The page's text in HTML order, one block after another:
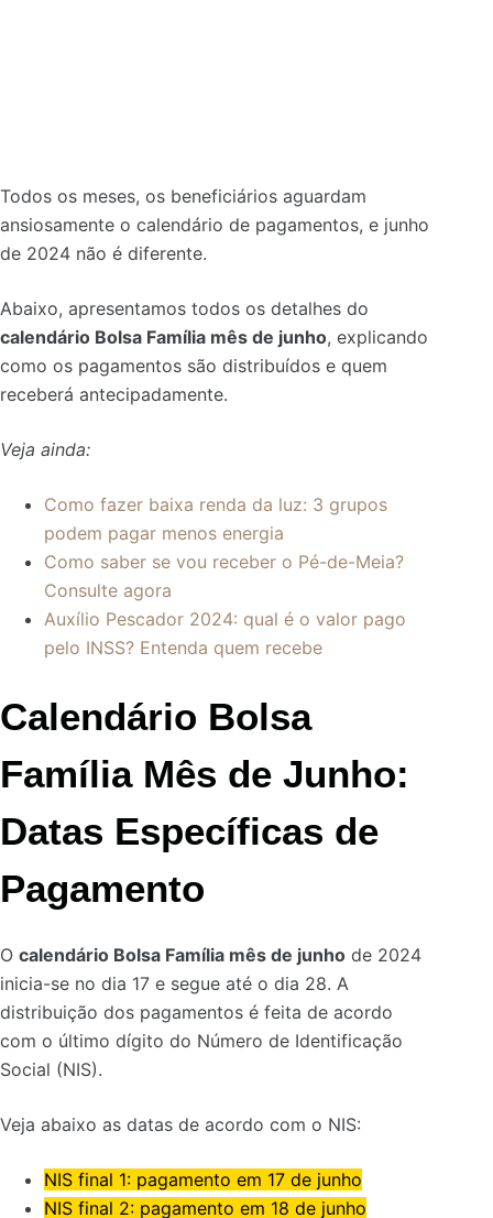
Todos os meses, os beneficiários aguardam
ansiosamente o calendário de pagamentos, e junho
de 2024 não é diferente.
Abaixo, apresentamos todos os detalhes do
calendário Bolsa Família mês de junho, explicando
como os pagamentos são distribuídos e quem
receberá antecipadamente.
Veja ainda:
Como fazer baixa renda da luz: 3 grupos
podem pagar menos energia
Como saber se vou receber o Pé-de-Meia?
Consulte agora
Auxílio Pescador 2024: qual é o valor pago
pelo INSS? Entenda quem recebe
Calendário Bolsa
Família Mês de Junho:
Datas Específicas de
Pagamento
O calendário Bolsa Família mês de junho de 2024
inicia-se no dia 17 e segue até o dia 28. A
distribuição dos pagamentos é feita de acordo
com o último dígito do Número de Identificação
Social (NIS).
Veja abaixo as datas de acordo com o NIS:
NIS final 1: pagamento em 17 de junho
NIS final 2: pagamento em 18 de junho